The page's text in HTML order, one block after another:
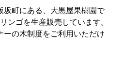
坂町にある、大黒屋果樹園で
ンゴを生産販売しています。
ーの木制度をご利用いただけ